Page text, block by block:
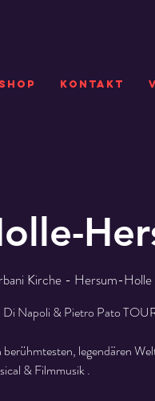
Kontakt
Kirche - Hersum-Holle
Napoli & Pietro Pato
legendären
& Filmmusik .